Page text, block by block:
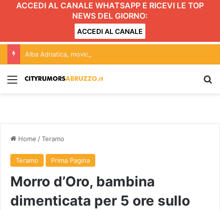
ACCEDI AL CANALE WHATSAPP E RICEVI LE TOP
NEWS DEL GIORNO:
ACCEDI AL CANALE
Menu
Home /Teramo
Teramo Prima Pagina
Morro d’Oro, bambina
dimenticata per 5 ore sullo